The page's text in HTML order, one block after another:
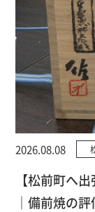
2026.08.08
【松前町へ
｜備前焼の